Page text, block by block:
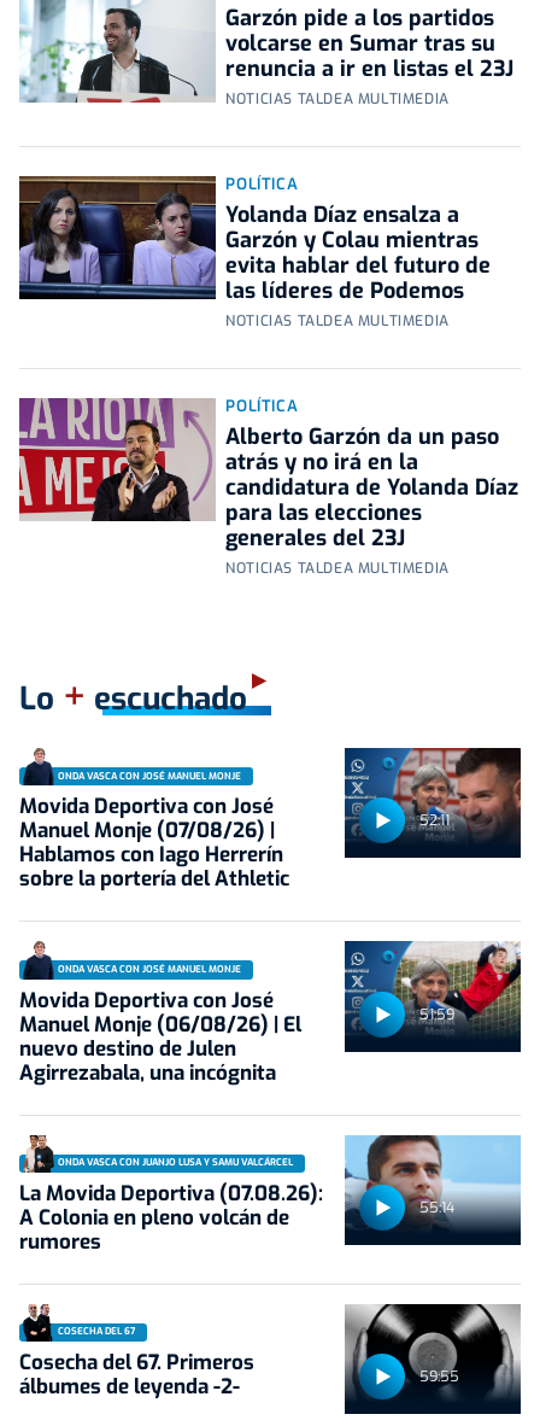
Garzón pide a los partidos
volcarse en Sumar tras su
renuncia a ir en listas el 23J
NOTICIAS TALDEA MULTIMEDIA
POLÍTICA
Yolanda Díaz ensalza a
Garzón y Colau mientras
evita hablar del futuro de
las líderes de Podemos
NOTICIAS TALDEA MULTIMEDIA
POLÍTICA
Alberto Garzón da un paso
atrás y no irá en la
candidatura de Yolanda Díaz
para las elecciones
generales del 23J
NOTICIAS TALDEA MULTIMEDIA
Lo + escuchado
52:11
ONDA VASCA CON JOSÉ MANUEL MONJE
Movida Deportiva con José
Manuel Monje (07/08/26) |
Hablamos con Iago Herrerín
sobre la portería del Athletic
51:59
ONDA VASCA CON JOSÉ MANUEL MONJE
Movida Deportiva con José
Manuel Monje (06/08/26) | El
nuevo destino de Julen
Agirrezabala, una incógnita
55:14
ONDA VASCA CON JUANJO LUSA Y SAMU VALCÁRCEL
La Movida Deportiva (07.08.26):
A Colonia en pleno volcán de
rumores
59:55
COSECHA DEL 67
Cosecha del 67. Primeros
álbumes de leyenda -2-